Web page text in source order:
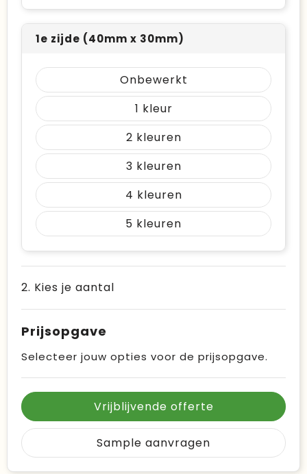
1e zijde (40mm x 30mm)
Onbewerkt
1
2
3
4
5
2. Kies je aantal
Prijsopgave
Selecteer jouw opties voor de prijsopgave.
Vrijblijvende offerte
Sample aanvragen